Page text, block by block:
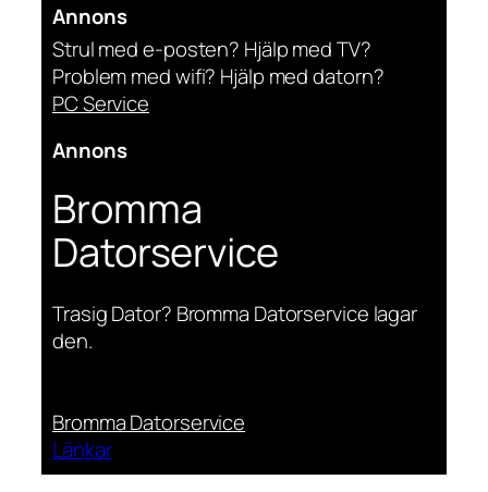
Annons
Strul med e-posten? Hjälp med TV?
Problem med wifi? Hjälp med datorn?
PC Service
Annons
Bromma
Datorservice
Trasig Dator? Bromma Datorservice lagar
den.
Bromma Datorservice
Länkar